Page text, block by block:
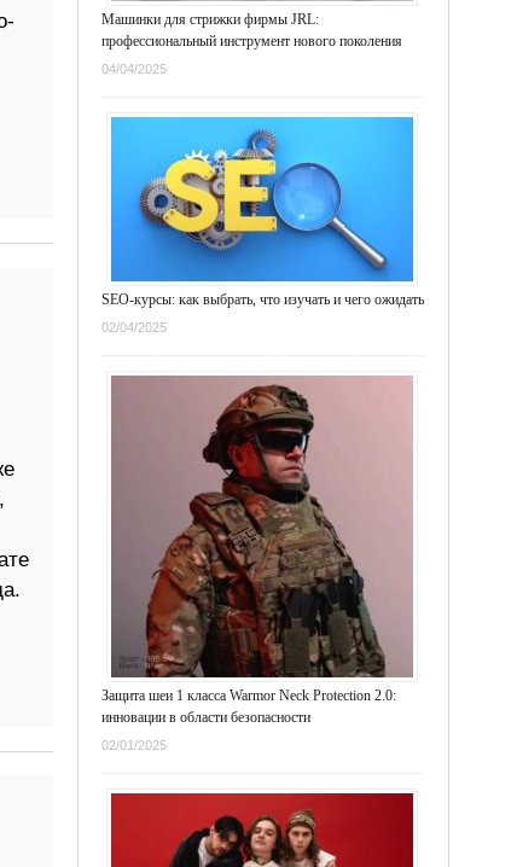
Машинки для стрижки фирмы JRL:
профессиональный инструмент нового поколения
04/04/2025
SEO-курсы: как выбрать, что изучать и чего ожидать
02/04/2025
Защита шеи 1 класса Warmor Neck Protection 2.0:
инновации в области безопасности
02/01/2025